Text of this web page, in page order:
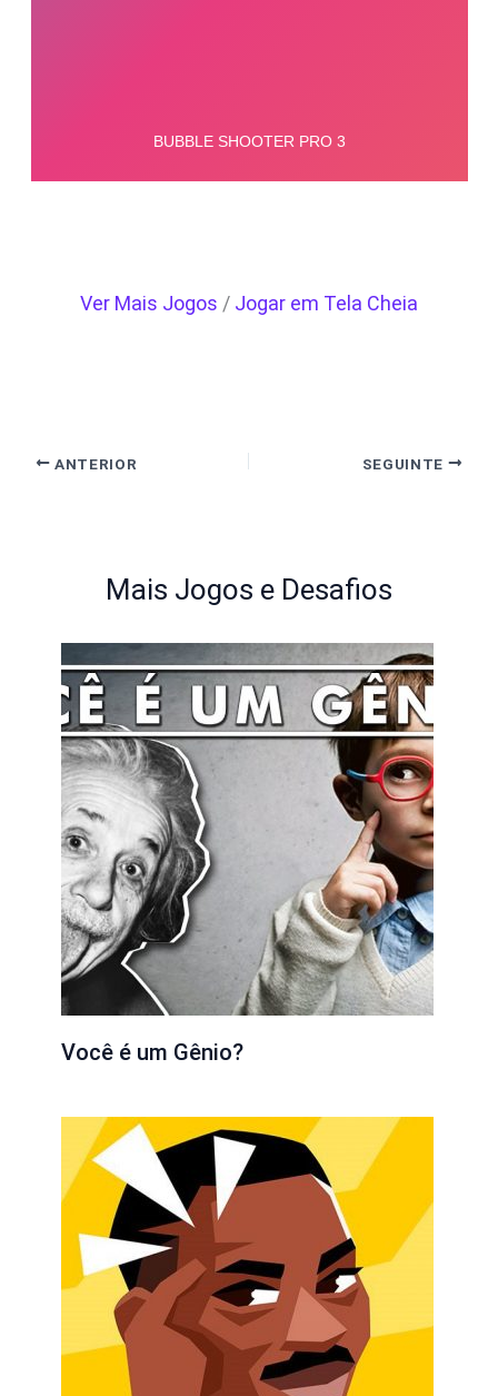
Ver Mais Jogos / Jogar em Tela Cheia
ANTERIOR SEGUINTE
Mais Jogos e Desafios
Você é um Gênio?